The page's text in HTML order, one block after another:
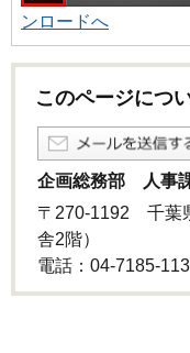
ンロードへ
このページにつ
企画総務部 人事
〒270-1192 千葉
舎2階）
電話：04-7185-